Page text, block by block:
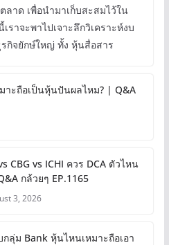
ลาด เพื่อนำมาเก็บสะสมไว้ใน
าจะพาไปเจาะลึกวิเคราะห์งบ
กิจยักษ์ใหญ่ ทั้ง หุ้นสื่อสาร
าะถือเป็นหุ้นปันผลไหม? | Q&A
CBG vs ICHI ควร DCA ตัวไหน
กล้วยๆ EP.1165
3, 2026
กลุ่ม Bank หุ้นไหนเหมาะถือเอา